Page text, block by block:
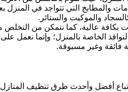
والمطابخ التي تتواجد في المنزل
والموكيت والستائر.
عالية، كما نتمكن من التخلص
الخاصة بالمنزل؛ وإنما نعمل
فائقة وغير مسبوقة.
أفضل وأحدث طرق تنظيف